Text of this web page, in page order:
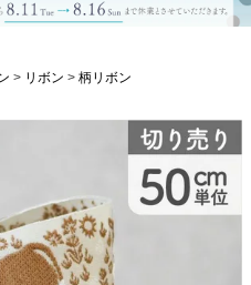
リボン 柄リボン